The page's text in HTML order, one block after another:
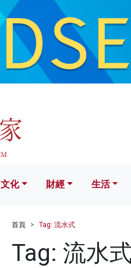
財經 生活 健
文化 財經 生活
首頁 Tag: 流水式
Tag: 流水